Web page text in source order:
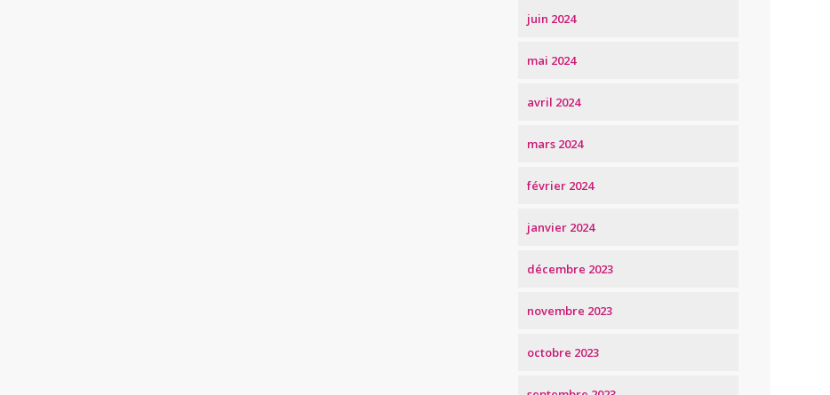
juin 2024
mai 2024
avril 2024
mars 2024
février 2024
janvier 2024
décembre 2023
novembre 2023
octobre 2023